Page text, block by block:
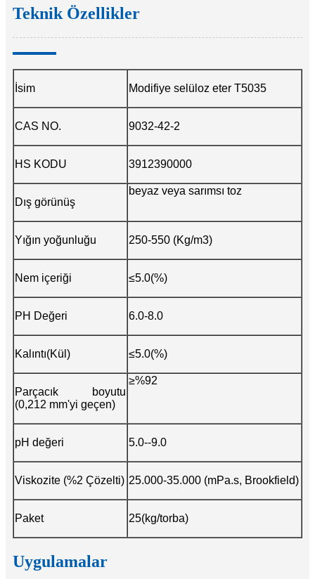
Teknik Özellikler
İsim Modifiye selüloz eter T5035
CAS NO. 9032-42-2
HS KODU 3912390000
Dış görünüş
beyaz veya sarımsı toz
Yığın yoğunluğu 250-550 (Kg/m3)
Nem içeriği ≤5.0(%)
PH Değeri 6.0-8.0
Kalıntı(Kül) ≤5.0(%)
Parçacık boyutu
(0,212 mm'yi geçen)
≥%92
pH değeri 5.0--9.0
Viskozite (%2 Çözelti) 25.000-35.000 (mPa.s, Brookfield)
Paket 25(kg/torba)
Uygulamalar